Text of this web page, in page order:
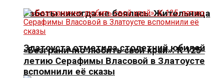
Работы никогда не боялась. Жительница
Златоуста отметила столетний юбилей
«Безгранично любить свой край». К 125-
летию Серафимы Власовой в Златоусте
вспомнили её сказы